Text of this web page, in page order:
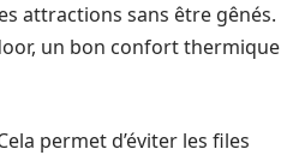
attractions sans être gênés.
un bon confort thermique
permet d’éviter les files